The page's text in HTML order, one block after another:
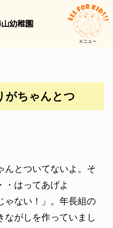
幼稚園
メニュー
がちゃんとつ
んとついてないよ。そ
・はってあげよ
ゃない！」。年長組の
ながしを作っていまし